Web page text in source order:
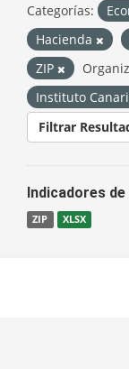
Categorías:
Hacienda
ZIP
Instituto
Filtrar
Indicadores
ZIP XLSX